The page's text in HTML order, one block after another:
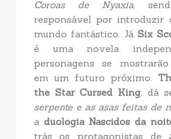
Coroas de Nyaxia,
responsável por introduzir
mundo fantástico. Já Six
é uma novela
personagens se
em um futuro próximo.
the Star Cursed King , dá
serpente e as asas feitas de
a duologia Nascidos da
trás os protagonistas de